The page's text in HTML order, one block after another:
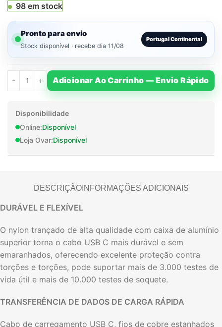
98 em stock
Pronto para envio
Stock disponível · recebe dia 11/08
Portugal Continental
Adicionar Ao Carrinho — Envio Rápido
Disponibilidade
Online:Disponível
Loja Ovar:Disponível
DESCRIÇÃOINFORMAÇÕES ADICIONAIS
DURÁVEL E FLEXÍVEL
O nylon trançado de alta qualidade com caixa de alumínio
superior torna o cabo USB C mais durável e sem
emaranhados, oferecendo excelente proteção contra
torções e torções, pode suportar mais de 3.000 testes de
vida útil e mais de 10.000 testes de soquete.
TRANSFERÊNCIA DE DADOS DE CARGA RÁPIDA
Cabo de carregamento USB C, fios de cobre estanhados